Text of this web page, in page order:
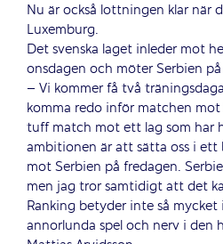
Nu är också lottningen klar när
Luxemburg.
Det svenska laget inleder mot
onsdagen och möter Serbien
– Vi kommer få två
komma redo inför matchen
tuff match mot ett lag som har
ambitionen är att sätta oss i ett
mot Serbien på fredagen.
men jag tror samtidigt att det
Ranking betyder inte så
annorlunda spel och nerv i den